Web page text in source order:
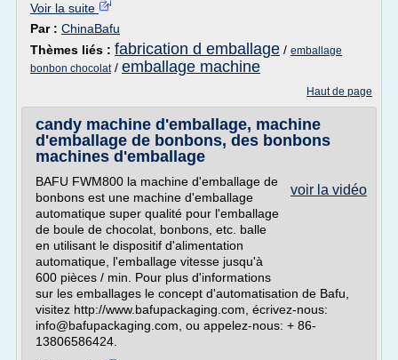
Voir la suite
Par : ChinaBafu
Thèmes liés : fabrication d emballage / emballage
bonbon chocolat/ emballage machine
Haut de page
candy machine d'emballage, machine
d'emballage de bonbons, des bonbons
machines d'emballage
voir la vidéo
BAFU FWM800 la machine d'emballage de
bonbons est une machine d'emballage
automatique super qualité pour l'emballage
de boule de chocolat, bonbons, etc. balle
en utilisant le dispositif d'alimentation
automatique, l'emballage vitesse jusqu'à
600 pièces / min. Pour plus d'informations
sur les emballages le concept d'automatisation de Bafu,
visitez http://www.bafupackaging.com, écrivez-nous:
info@bafupackaging.com, ou appelez-nous: + 86-
13806586424.